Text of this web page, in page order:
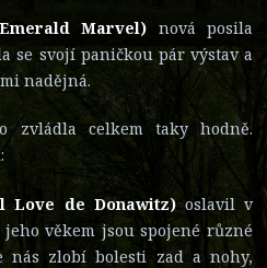
Marvel) nová posila
se svojí paničkou pár výstav a
nadějná.
zvládla celkem taky hodně.
Love de Donawitz)oslavil v
věkem jsou spojené různé
nás zlobí bolesti zad a nohy,